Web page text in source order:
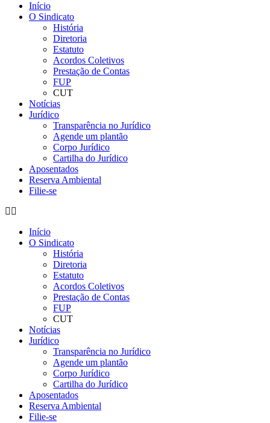
Início
O Sindicato
História
Diretoria
Estatuto
Acordos Coletivos
Prestação de Contas
FUP
CUT
Notícias
Jurídico
Transparência no Jurídico
Agende um plantão
Corpo Jurídico
Cartilha do Jurídico
Aposentados
Reserva Ambiental
Filie-se
Início
O Sindicato
História
Diretoria
Estatuto
Acordos Coletivos
Prestação de Contas
FUP
CUT
Notícias
Jurídico
Transparência no Jurídico
Agende um plantão
Corpo Jurídico
Cartilha do Jurídico
Aposentados
Reserva Ambiental
Filie-se